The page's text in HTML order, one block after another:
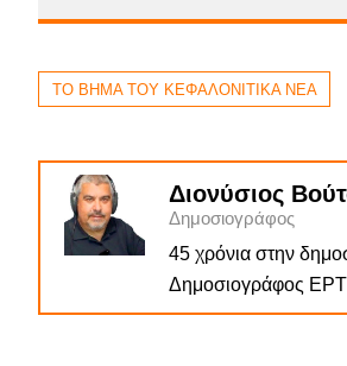
ΤΟ ΒΗΜΑ ΤΟΥ ΚΕΦΑΛΟΝΙΤΙΚΑ ΝΕΑ
Διονύσιος
Δημοσιογράφος
45 χρόνια στην
Δημοσιογράφος ΕΡΤ